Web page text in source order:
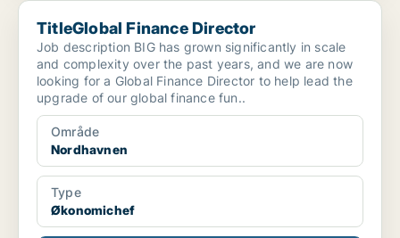
TitleGlobal Finance Director
TitleGlobal Finance Director
Job description BIG has grown significantly in scale
and complexity over the past years, and we are now
looking for a Global Finance Director to help lead the
upgrade of our global finance fun..
Område
Nordhavnen
Type
Økonomichef